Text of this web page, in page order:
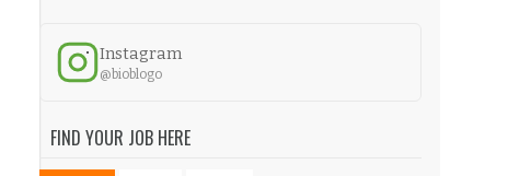
Instagram
@bioblogo
FIND YOUR JOB HERE